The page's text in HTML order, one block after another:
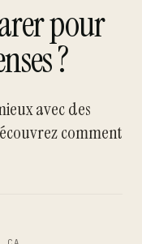
pour
?
avec des
comment